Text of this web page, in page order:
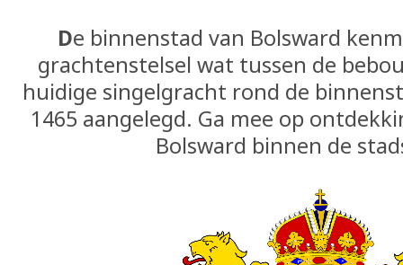
De binnenstad van Bolsward
grachtenstelsel wat tussen de
huidige singelgracht rond de
1465 aangelegd. Ga mee op
Bolsward binnen de